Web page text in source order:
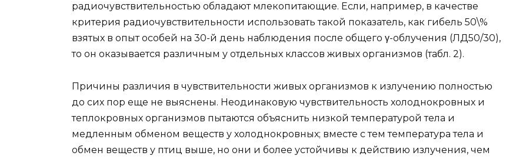
радиочувствительностью обладают млекопитающие. Если, например, в качестве
критерия радиочувствительности использовать такой показатель, как гибель 50\%
взятых в опыт особей на 30-й день наблюдения после общего γ-облучения (ЛД50/30),
то он оказывается различным у отдельных классов живых организмов (табл. 2).
Причины различия в чувствительности живых организмов к излучению полностью
до сих пор еще не выяснены. Неодинаковую чувствительность холоднокровных и
теплокровных организмов пытаются объяснить низкой температурой тела и
медленным обменом веществ у холоднокровных; вместе с тем температура тела и
обмен веществ у птиц выше, но они и более устойчивы к действию излучения, чем